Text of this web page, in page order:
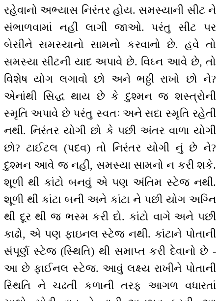
રહેવાનો અભ્યાસ નિરંતર હોય. સમસ્યાની સીટ ને
સંભાળવામાં નહીં લાગી જાઓ. પરંતુ સીટ પર
બેસીને સમસ્યાનો સામનો કરવાનો છે. હવે તો
સમસ્યા સીટની યાદ અપાવે છે. વિઘ્ન આવે છે, તો
વિશેષ યોગ લગાવો છો અને ભઠ્ઠી રાખો છો ને?
એનાંથી સિદ્ધ થાય છે કે દુશ્મન જ શસ્ત્રોની
સ્મૃતિ અપાવે છે પરંતુ સ્વતઃ અને સદા સ્મૃતિ રહેતી
નથી. નિરંતર યોગી છો કે પછી અંતર વાળા યોગી
છો? ટાઈટલ (પદવ) તો નિરંતર યોગી નું છે ને?
દુશ્મન આવે જ નહીં, સમસ્યા સામનો ન કરી શકે.
શૂળી થી કાંટો બનવું એ પણ અંતિમ સ્ટેજ નથી.
શૂળી થી કાંટા બની અને કાંટા ને પછી યોગ અગ્નિ
થી દૂર થી જ ભસ્મ કરી દો. કાંટો વાગે અને પછી
કાઢો, એ પણ ફાઇનલ સ્ટેજ નથી. કાંટાને પોતાની
સંપૂર્ણ સ્ટેજ (સ્થિતિ) થી સમાપ્ત કરી દેવાનો છે -
આ છે ફાઈનલ સ્ટેજ. આવું લક્ષ્ય રાખીને પોતાની
સ્થિતિ ને ચઢતી કળાની તરફ આગળ વધારતાં